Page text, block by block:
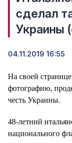
сделал
Украины
04.11.2019 16:55
На своей
фотографию,
честь Украины.
48-летний
национального